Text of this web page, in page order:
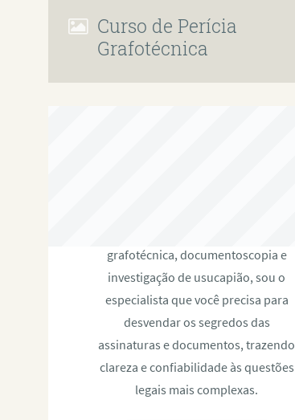
Curso de Perícia
Grafotécnica
grafotécnica, documentoscopia e
investigação de usucapião, sou o
especialista que você precisa para
desvendar os segredos das
assinaturas e documentos, trazendo
clareza e confiabilidade às questões
legais mais complexas.